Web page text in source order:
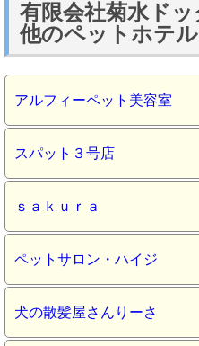
有限会社菊水ド
他のペットホテル
アルフィーペット美容室
スパット３号店
ｓａｋｕｒａ
ペットサロン・ハイジ
犬の散髪屋さんりーさ